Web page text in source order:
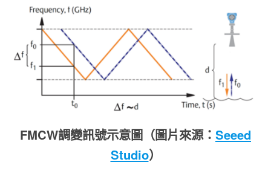
FMCW調變訊號示意圖（圖片來源： Seeed
Studio）